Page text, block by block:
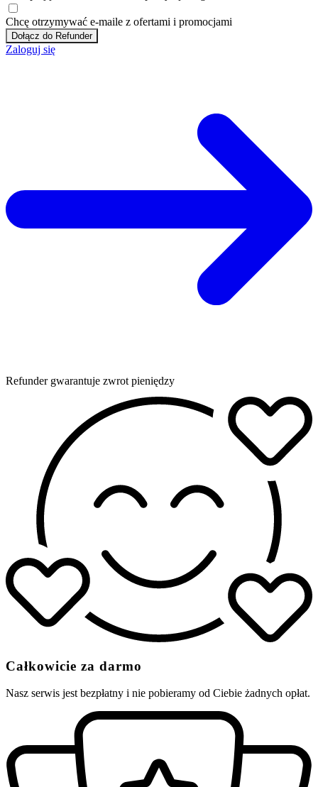
Chcę otrzymywać e-maile z ofertami i promocjami
Dołącz do Refunder
Zaloguj się
Refunder gwarantuje zwrot pieniędzy
Całkowicie za darmo
Nasz serwis jest bezpłatny i nie pobieramy od Ciebie żadnych opłat.